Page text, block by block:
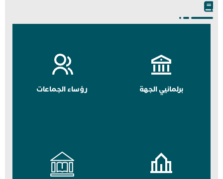
برلمانيي الجهة رؤساء الجماعات